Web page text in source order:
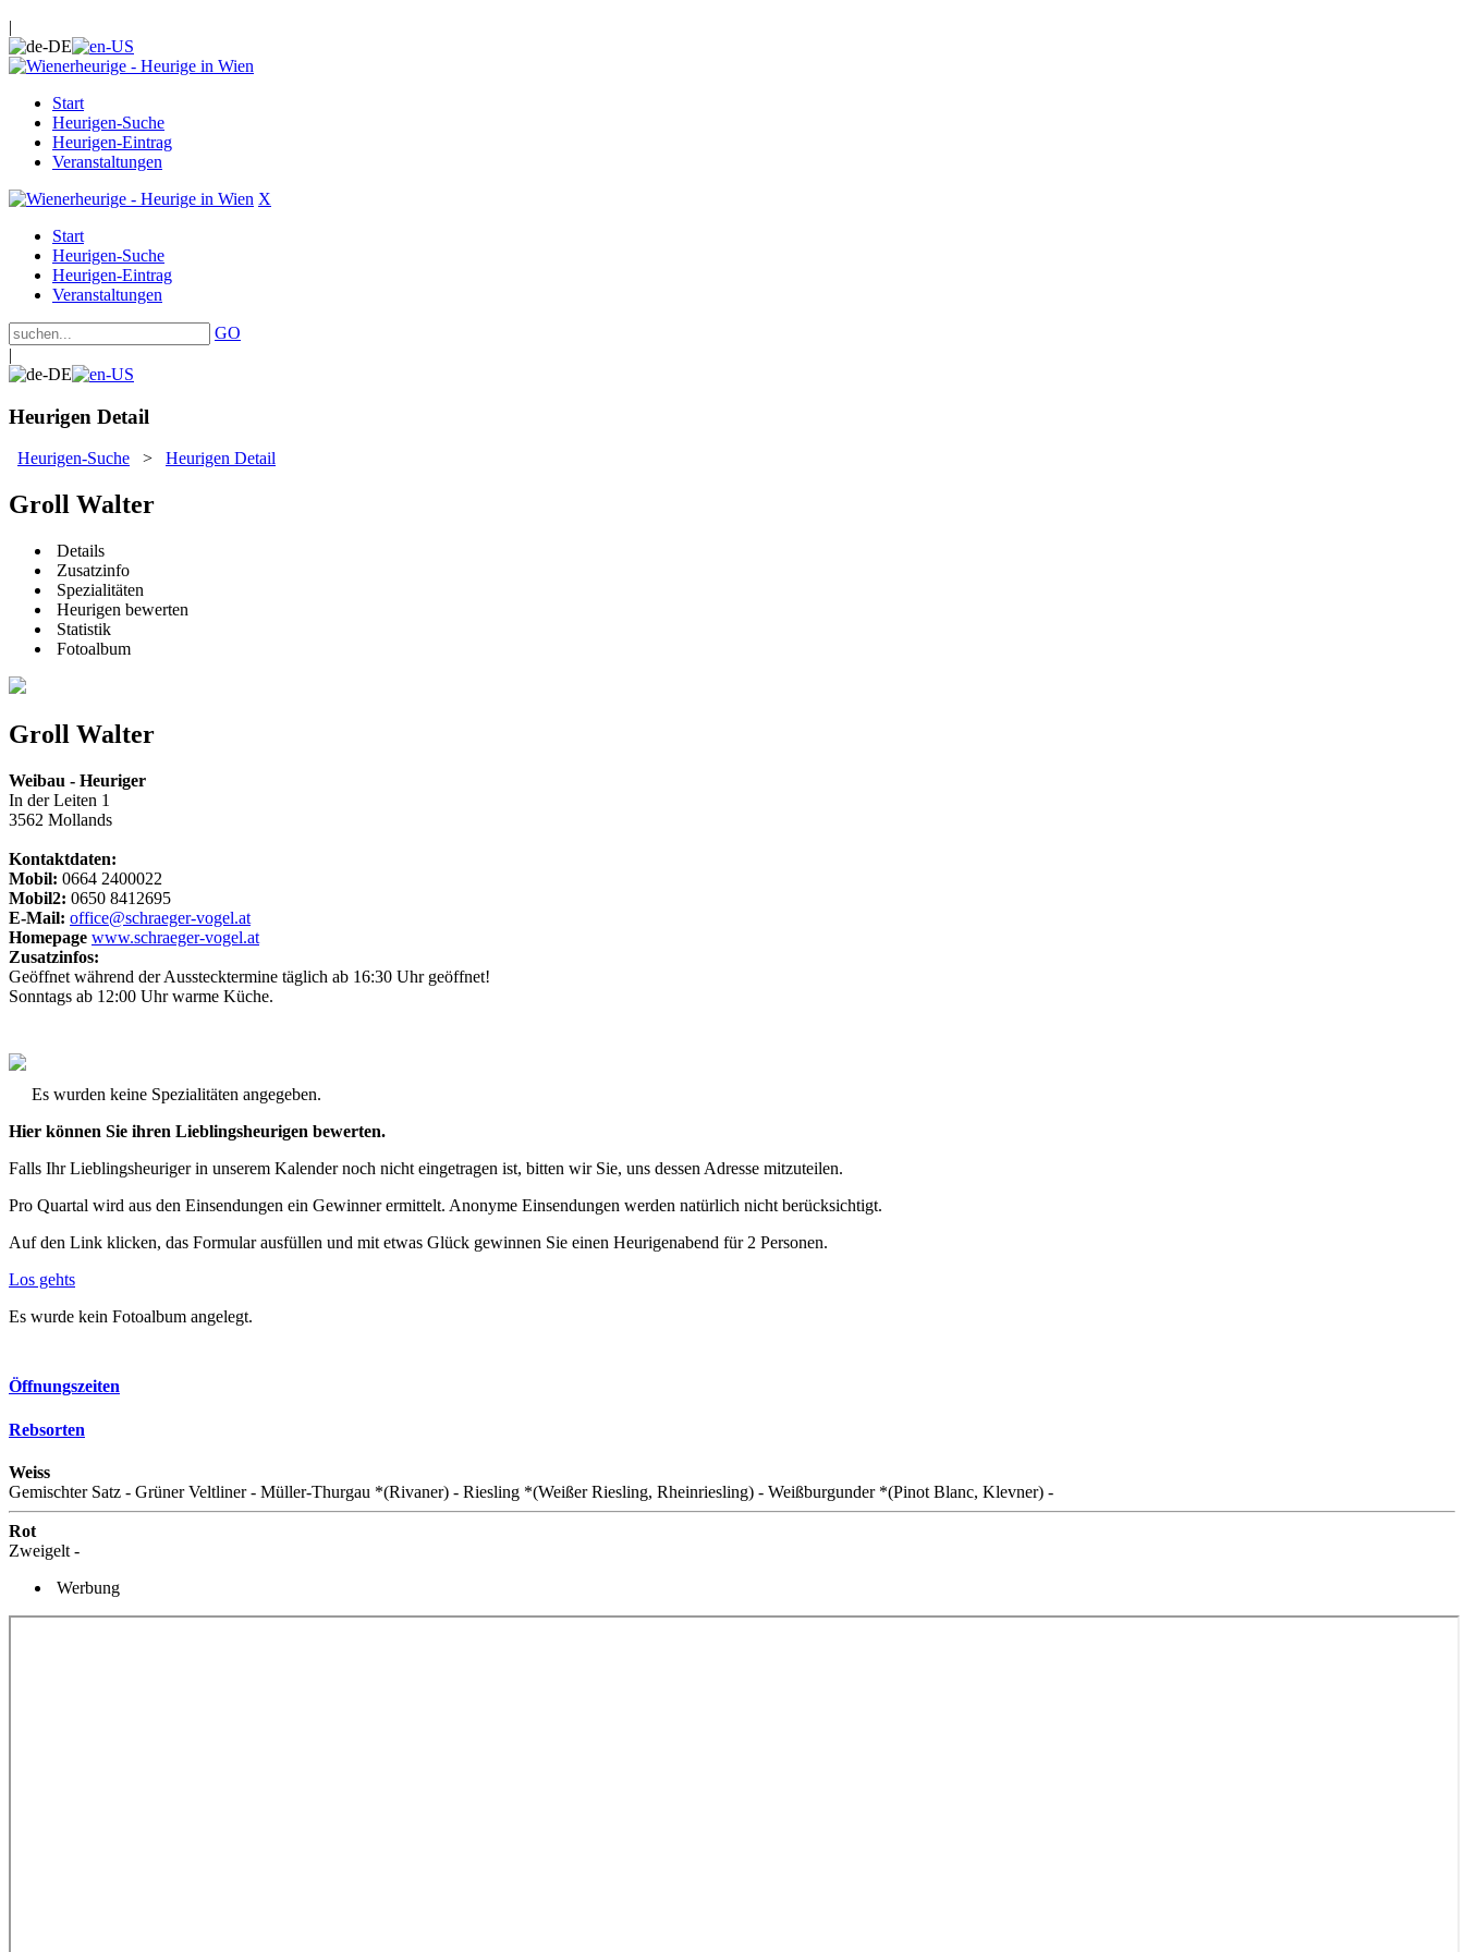
|
Start
Heurigen-Suche
Heurigen-Eintrag
Veranstaltungen
X
Start
Heurigen-Suche
Heurigen-Eintrag
Veranstaltungen
GO
|
Heurigen Detail
Heurigen-Suche > Heurigen Detail
Groll Walter
Details
Zusatzinfo
Spezialitäten
Heurigen bewerten
Statistik
Fotoalbum
Groll Walter
Weibau - Heuriger
In der Leiten 1
3562 Mollands
Kontaktdaten:
Mobil: 0664 2400022
Mobil2: 0650 8412695
E-Mail: office@schraeger-vogel.at
Homepage www.schraeger-vogel.at
Zusatzinfos:
Geöffnet während der Ausstecktermine täglich ab 16:30 Uhr geöffnet!
Sonntags ab 12:00 Uhr warme Küche.
Es wurden keine Spezialitäten angegeben.
Hier können Sie ihren Lieblingsheurigen bewerten.
Falls Ihr Lieblingsheuriger in unserem Kalender noch nicht eingetragen ist, bitten wir Sie, uns dessen Adresse mitzuteilen.
Pro Quartal wird aus den Einsendungen ein Gewinner ermittelt. Anonyme Einsendungen werden natürlich nicht berücksichtigt.
Auf den Link klicken, das Formular ausfüllen und mit etwas Glück gewinnen Sie einen Heurigenabend für 2 Personen.
Los gehts
Es wurde kein Fotoalbum angelegt.
Öffnungszeiten
Rebsorten
Weiss
Gemischter Satz - Grüner Veltliner - Müller-Thurgau *(Rivaner) - Riesling *(Weißer Riesling, Rheinriesling) - Weißburgunder *(Pinot Blanc, Klevner) -
Rot
Zweigelt -
Werbung